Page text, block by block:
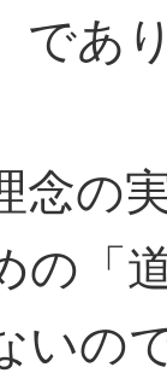
であ
念の
の「
いの